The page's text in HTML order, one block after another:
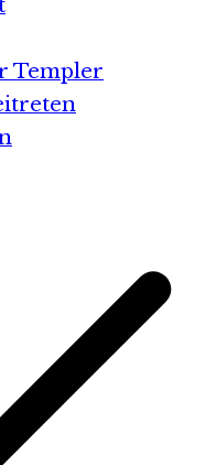
Templer